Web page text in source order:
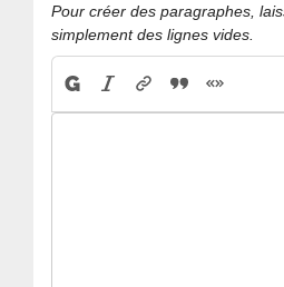
Pour créer des paragraphes,
simplement des lignes vides.